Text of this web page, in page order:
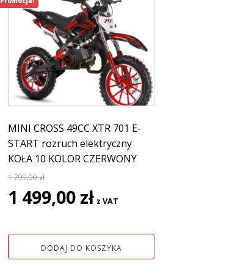
MINI CROSS 49CC XTR 701 E-
START rozruch elektryczny
KOŁA 10 KOLOR CZERWONY
1 799,00zł
Pierwotna
cena
1
799,00 zł.
1 499,00 zł cena
1
499,00 zł.
z VAT
DODAJ DO KOSZYKA